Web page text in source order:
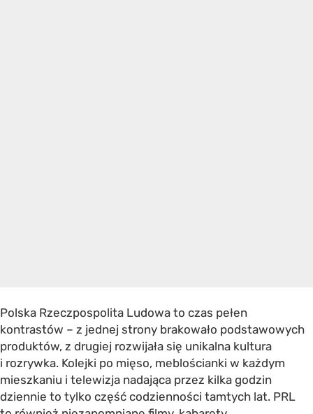
Polska Rzeczpospolita Ludowa to czas pełen
kontrastów – z jednej strony brakowało podstawowych
produktów, z drugiej rozwijała się unikalna kultura
i rozrywka. Kolejki po mięso, meblościanki w każdym
mieszkaniu i telewizja nadająca przez kilka godzin
dziennie to tylko część codzienności tamtych lat. PRL